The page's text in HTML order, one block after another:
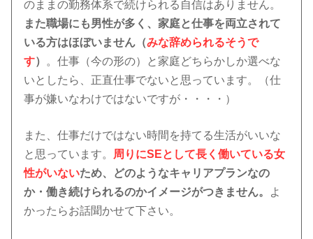
のままの勤務体系で続けられる自信はありません。
また職場にも男性が多く、家庭と仕事を両立されて
いる方はほぼいません（みな辞められるそうで
す）
。仕事（今の形の）と家庭どちらかしか選べな
いとしたら、正直仕事でないと思っています。（仕
事が嫌いなわけではないですが・・・・）
また、仕事だけではない時間を持てる生活がいいな
と思っています。
周りにSEとして長く働いている女
性がいないため、どのようなキャリアプランなの
か・働き続けられるのかイメージがつきません。
よ
かったらお話聞かせて下さい。